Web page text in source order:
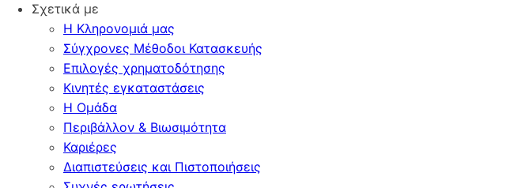
Σχετικά με
Η Κληρονομιά μας
Σύγχρονες Μέθοδοι Κατασκευής
Επιλογές χρηματοδότησης
Κινητές εγκαταστάσεις
Η Ομάδα
Περιβάλλον & Βιωσιμότητα
Καριέρες
Διαπιστεύσεις και Πιστοποιήσεις